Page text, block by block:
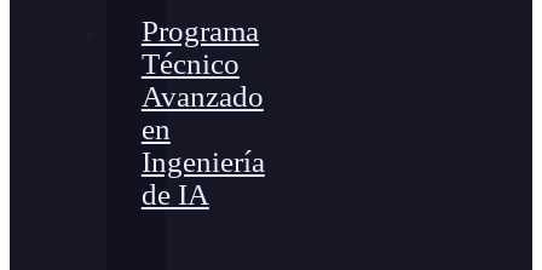
Programa
Técnico
Avanzado
en
Ingeniería
de IA